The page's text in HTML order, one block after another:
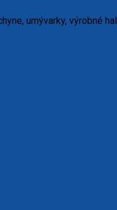
umývarky, výrobné